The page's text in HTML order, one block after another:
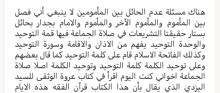
هناك مسئلة عدم الحائل بين المأمومين لا ينبغي أني فصل
بين المأموم والمأموم الآخر والمأموم والامام بجدار بحائل
بستار حقيقتا التشريعات في صلاة الجماعة فيها قمة التوحيد
والوحدة التوحيد يفهم من الاذان والاقامة وسورة التوحيد
وكذلك الفاتحة الاسلام قام على كلمة التوحيد كما قال بعضهم
وعلى توحيد الكلمة كلمة التوحيد وتوحيد الكلمة اصلا صلاة
الجماعة اخواني كنت اليوم اقرأ في كتاب عروة الوثقى للسيد
اليزدي الذي يقال بأن هذا الكتاب قرآن الفقه هذه الايام